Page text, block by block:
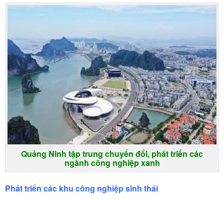
Quảng Ninh tập trung chuyển đổi, phát triển các
ngành công nghiệp xanh
Phát triển các khu công nghiệp sinh thái